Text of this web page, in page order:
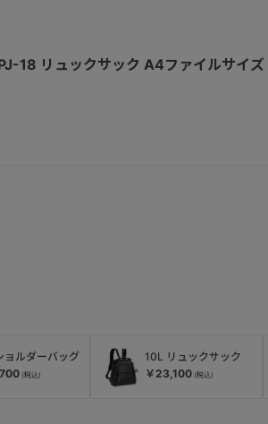
18 リュックサック A4ファイルサイ
ョルダーバッグ
10L リュックサック
￥23,100